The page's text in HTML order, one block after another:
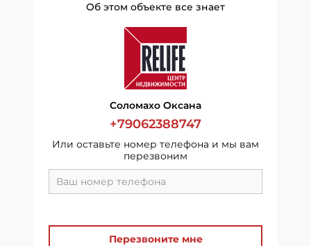
Об этом объекте все знает
Соломахо Оксана
+79062388747
Или оставьте номер телефона и мы вам
перезвоним
Перезвоните мне